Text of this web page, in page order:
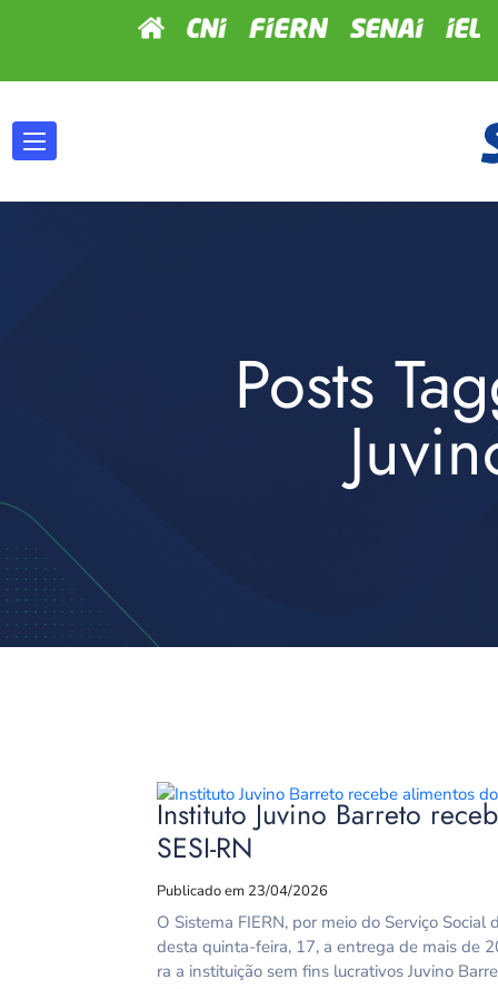
Posts
Instituto Juvino Barreto
SESI-RN
Publicado em 23/04/2026
O Sistema FIERN, por meio do Serviço
desta quinta-feira, 17, a entrega de mais de
ra a instituição sem fins lucrativos Juvino